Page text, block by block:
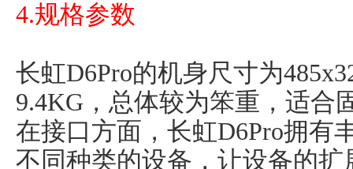
4.规格参数
长虹D6Pro的机身尺寸为
9.4KG，总体较为笨重，适合
在接口方面，长虹D6Pro拥有
不同种类的设备，让设备的